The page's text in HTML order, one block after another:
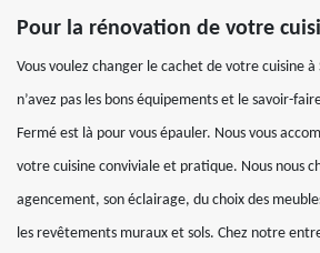
Pour la rénovation de votre
Vous voulez changer le cachet de votre cuisine à
n’avez pas les bons équipements et le savoir-
Fermé est là pour vous épauler. Nous vous
votre cuisine conviviale et pratique. Nous nous
agencement, son éclairage, du choix des
les revêtements muraux et sols. Chez notre